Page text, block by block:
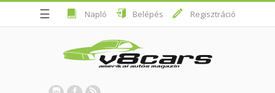
☰ Napló Belépés Regisztráció